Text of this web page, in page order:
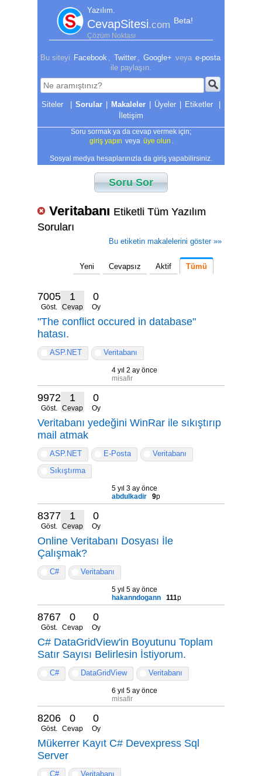
Yazılım.
CevapSitesi.com Beta!
Çözüm Noktası
Bu siteyi Facebook Twitter Google+ veya e-posta
ile paylaşın.
| Sorular | Makaleler | Üyeler | Etiketler
|
İletişim
Soru sormak ya da cevap vermek için;
giriş yapın veya üye olun
Sosyal medya hesaplarınızla da giriş yapabilirsiniz.
Soru Sor
Veritabanı Etiketli Tüm Yazılım
Soruları
Bu etiketin makalelerini göster »»
Yeni Cevapsız Aktif Tümü
7005
Göst.
1
Cevap
0
Oy
"The conflict occured in database"
hatası.
ASP.NET Veritabanı
4 yıl 2 ay önce
misafir
9972
Göst.
1
Cevap
0
Oy
Veritabanı yedeğini WinRar ile sıkıştırıp
mail atmak
ASP.NET E-Posta
Veritabanı
Sıkıştırma
5 yıl 3 ay önce
abdulkadir
9p
8377
Göst.
1
Cevap
0
Oy
Online Veritabanı Dosyası İle
Çalışmak?
C# Veritabanı
5 yıl 5 ay önce
hakanndogann
111p
8767
Göst.
0
Cevap
0
Oy
C# DataGridView'in Boyutunu Toplam
Satır Sayısı Belirlesin İstiyorum.
C# DataGridView Veritabanı
6 yıl 5 ay önce
misafir
8206
Göst.
0
Cevap
0
Oy
Mükerrer Kayıt C# Devexpress Sql
Server
C# Veritabanı